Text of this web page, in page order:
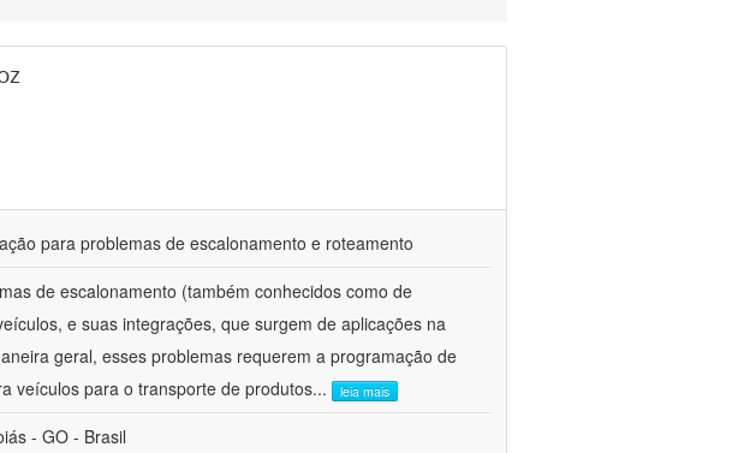
para problemas de escalonamento e roteamento
de escalonamento (também conhecidos como de
e suas integrações, que surgem de aplicações na
geral, esses problemas requerem a programação de
veículos para o transporte de produtos... leia mais
- GO - Brasil